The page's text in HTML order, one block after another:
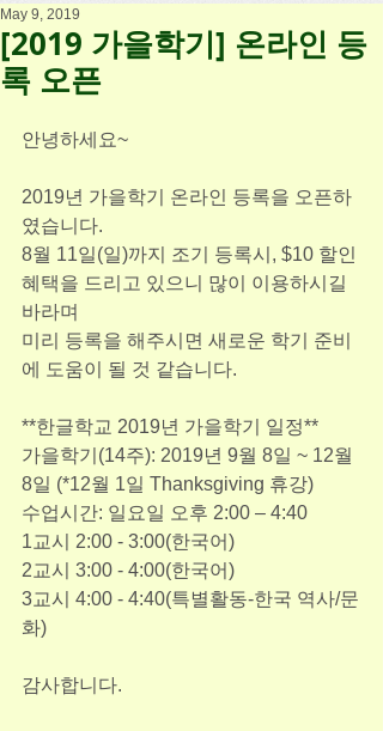
[2019 가을학기] 온라인 등
록 오픈
May 9, 2019
안녕하세요~
2019년 가을학기 온라인 등록을 오픈하
였습니다.
​8월 11일(일)까지 조기 등록시, $10 할인
혜택을 드리고 있으니 많이 이용하시길
바라며
미리 등록을 해주시면 새로운 학기 준비
에 도움이 될 것 같습니다.
**한글학교 2019년 가을학기 일정**
가을학기(14주): 2019년 9월 8일 ~ 12월
8일 (*12월 1일 Thanksgiving 휴강)
수업시간: 일요일 오후 2:00 – 4:40
1교시 2:00 - 3:00(한국어)
2교시 3:00 - 4:00(한국어)
​3교시 4:00 - 4:40(특별활동-한국 역사/문
화)
감사합니다.